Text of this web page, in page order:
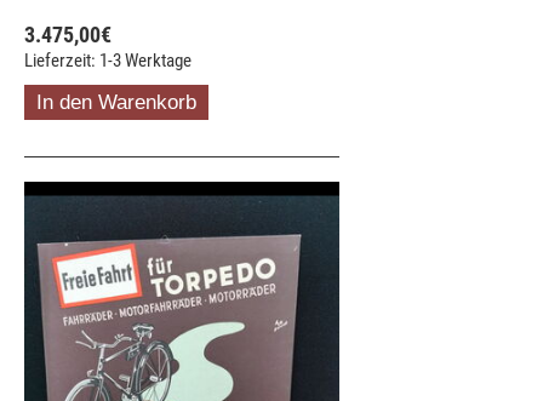
Lieferzeit: 1-3 Werktage
3.475,00€